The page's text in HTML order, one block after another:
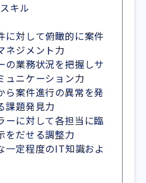
キル
に対して俯瞰的に案件
ネジメント力
の業務状況を把握しサ
ュニケーション力
ら案件進行の異常を発
課題発見力
ーに対して各担当に臨
をだせる調整力
一定程度のIT知識およ